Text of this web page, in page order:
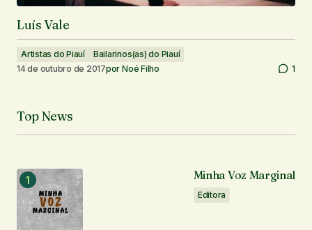
Luís Vale
Artistas do Piauí
Bailarinos(as) do Piauí
14 de outubro de 2017por Noé Filho 1
Top News
Minha Voz Marginal
Editora